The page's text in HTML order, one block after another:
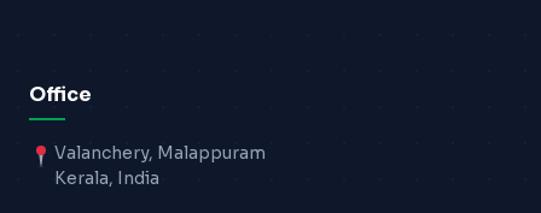
Office
Valanchery, Malappuram
Kerala, India